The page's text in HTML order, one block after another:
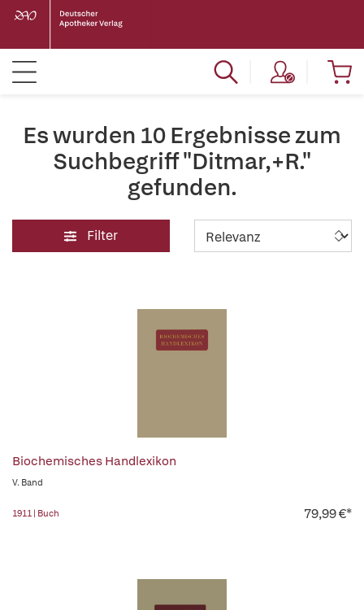
Es wurden 10 Ergebnisse zum
Suchbegriff "Ditmar,+R."
gefunden.
Filter
Biochemisches Handlexikon
V. Band
1911 | Buch 79,99 €*